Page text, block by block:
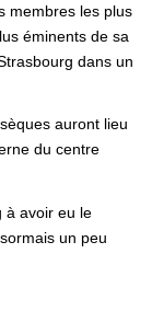
membres les plus
éminents de sa
dans un
auront lieu
du centre
à avoir eu le
un peu